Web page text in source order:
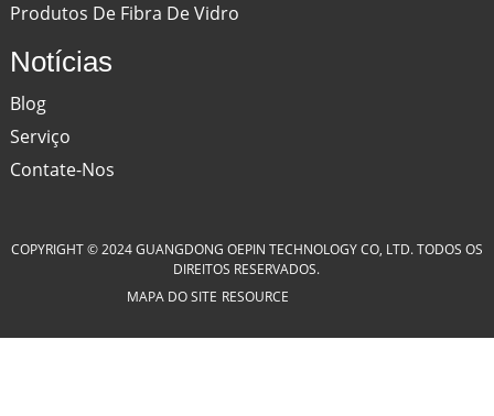
Produtos De Fibra De Vidro
Notícias
Blog
Serviço
Contate-Nos
COPYRIGHT © 2024 GUANGDONG OEPIN TECHNOLOGY CO, LTD. TODOS OS
DIREITOS RESERVADOS.
MAPA DO SITE RESOURCE